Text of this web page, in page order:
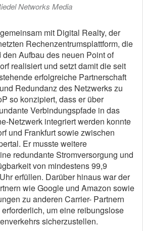
Networks Media
mit Digital Realty, der
Rechenzentrumsplattform, die
Aufbau des neuen Point of
realisiert und setzt damit die seit
erfolgreiche Partnerschaft
Redundanz des Netzwerks zu
so konzipiert, dass er über
Verbindungspfade in das
Netzwerk integriert werden konnte
und Frankfurt sowie zwischen
Er musste weitere
redundante Stromversorgung und
von mindestens 99,9
erfüllen. Darüber hinaus war der
wie Google und Amazon sowie
zu anderen Carrier- Partnern
um eine reibungslose
sicherzustellen.